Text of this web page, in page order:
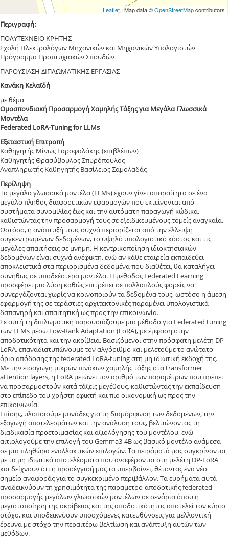
Leaflet| Map data ©OpenStreetMapcontributors
Περιγραφή:
ΠΟΛΥΤΕΧΝΕΙΟ ΚΡΗΤΗΣ
Σχολή Ηλεκτρολόγων Μηχανικών και Μηχανικών Υπολογιστών
Πρόγραμμα Προπτυχιακών Σπουδών
ΠΑΡΟΥΣΙΑΣΗ ΔΙΠΛΩΜΑΤΙΚΗΣ ΕΡΓΑΣΙΑΣ
Κανάκη Κελαϊδή
με θέμα
Ομοσπονδιακή Προσαρμογή Χαμηλής Τάξης για Μεγάλα Γλωσσικά
Μοντέλα
Federated LoRA-Tuning for LLMs
Εξεταστική Επιτροπή
Καθηγητής Μίνως Γαροφαλάκης (επιβλέπων)
Καθηγητής Θρασύβουλος Σπυρόπουλος
Αναπληρωτής Καθηγητής Βασίλειος Σαμολαδάς
Περίληψη
Τα μεγάλα γλωσσικά μοντέλα (LLMs) έχουν γίνει απαραίτητα σε ένα
μεγάλο πλήθος διαφορετικών εφαρμογών που εκτείνονται από
συστήματα συνομιλίας έως και την αυτόματη παραγωγή κώδικα,
καθιστώντας την προσαρμογή τους σε εξειδικευμένoυς τομείς αναγκαία.
Ωστόσο, η ανάπτυξή τους συχνά περιορίζεται από την έλλειψη
συγκεντρωμένων δεδομένων, το υψηλό υπολογιστικό κόστος και τις
μεγάλες απαιτήσεις σε μνήμη. Η κεντρικοποίηση ιδιοκτησιακών
δεδομένων είναι συχνά ανέφικτη, ενώ αν κάθε εταιρεία εκπαιδεύει
αποκλειστικά στα περιορισμένα δεδομένα που διαθέτει, θα καταλήγει
συνήθως σε υποδεέστερα μοντέλα. Η μέθοδος Federated Learning
προσφέρει μια λύση καθώς επιτρέπει σε πολλαπλούς φορείς να
συνεργάζονται χωρίς να κοινοποιούν τα δεδομένα τους, ωστόσο η άμεση
εφαρμογή της σε τεράστιες αρχιτεκτονικές παραμένει υπολογιστικά
δαπανηρή και απαιτητική ως προς την επικοινωνία.
Σε αυτή τη διπλωματική παρουσιάζουμε μια μέθοδο για Federated tuning
των LLMs μέσω Low-Rank Adaptation (LoRA), με έμφαση στην
αποδοτικότητα και την ακρίβεια. Βασιζόμενοι στην πρόσφατη μελέτη DP-
LoRA, επαναδιατυπώνουμε τον αλγόριθμο και μελετούμε το ανώτατο
όριο απόδοσης της federated LoRA-tuning στη μη ιδιωτική εκδοχή της.
Με την εισαγωγή μικρών πινάκων χαμηλής τάξης στα transformer
attention layers, η LoRA μειώνει τον αριθμό των παραμέτρων που πρέπει
να προσαρμοστούν κατά τάξεις μεγέθους, καθιστώντας την εκπαίδευση
στο επίπεδο του χρήστη εφικτή και πιο οικονομική ως προς την
επικοινωνία.
Επίσης, υλοποιούμε μονάδες για τη διαμόρφωση των δεδομένων, την
εξαγωγή αποτελεσμάτων και την ανάλυση τους, βελτιώνοντας τη
διαδικασία προετοιμασίας και αξιολόγησης του μοντέλου, ενώ
αιτιολογούμε την επιλογή του Gemma3-4B ως βασικό μοντέλο ανάμεσα
σε μια πληθώρα εναλλακτικών επιλογών. Τα πειράματά μας συγκρίνονται
με τα μη ιδιωτικά αποτελέσματα που αναφέρονται στη μελέτη DP-LoRA
και δείχνουν ότι η προσέγγισή μας τα υπερβαίνει, θέτοντας ένα νέο
σημείο αναφοράς για το συγκεκριμένο περιβάλλον. Τα ευρήματα αυτά
αναδεικνύουν τη χρησιμότητα της παραμετρο-αποδοτικής federated
προσαρμογής μεγάλων γλωσσικών μοντέλων σε σενάρια όπου η
μεγιστοποίηση της ακρίβειας και της αποδοτικότητας αποτελεί τον κύριο
στόχο, και υποδεικνύουν υποσχόμενες κατευθύνσεις για μελλοντική
έρευνα με στόχο την περαιτέρω βελτίωση και ανάπτυξη αυτών των
μεθόδων.